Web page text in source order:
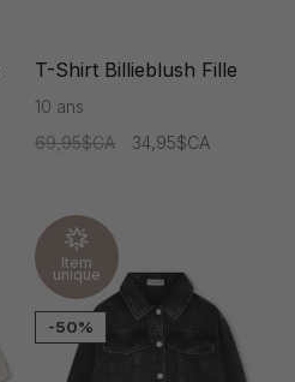
T-Shirt Billieblush Fille
10 ans
69,95$CA
34,95$CA
Item
unique
-50%